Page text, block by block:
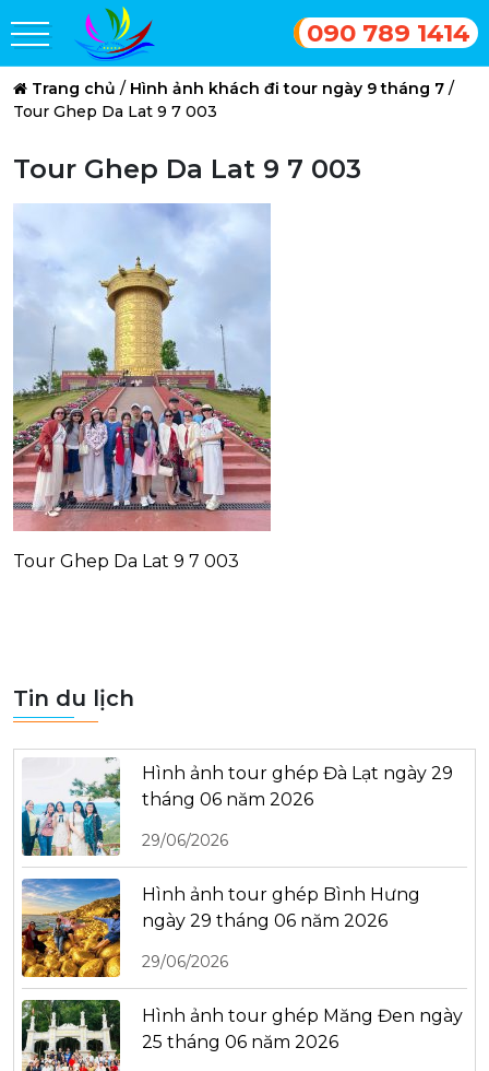
090 789 1414
Trang chủ / Hình ảnh khách đi tour ngày 9 tháng 7 /
Tour Ghep Da Lat 9 7 003
Tour Ghep Da Lat 9 7 003
Tour Ghep Da Lat 9 7 003
Tin du lịch
Hình ảnh tour ghép Đà Lạt ngày 29
tháng 06 năm 2026
29/06/2026
Hình ảnh tour ghép Bình Hưng
ngày 29 tháng 06 năm 2026
29/06/2026
Hình ảnh tour ghép Măng Đen ngày
25 tháng 06 năm 2026